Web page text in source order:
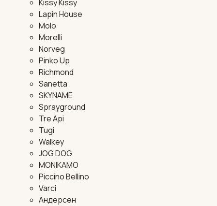
Kissy Kissy
Lapin House
Molo
Morelli
Norveg
Pinko Up
Richmond
Sanetta
SKYNAME
Sprayground
Tre Api
Tugi
Walkey
JOG DOG
MONIKAMO
Piccino Bellino
Varci
Андерсен